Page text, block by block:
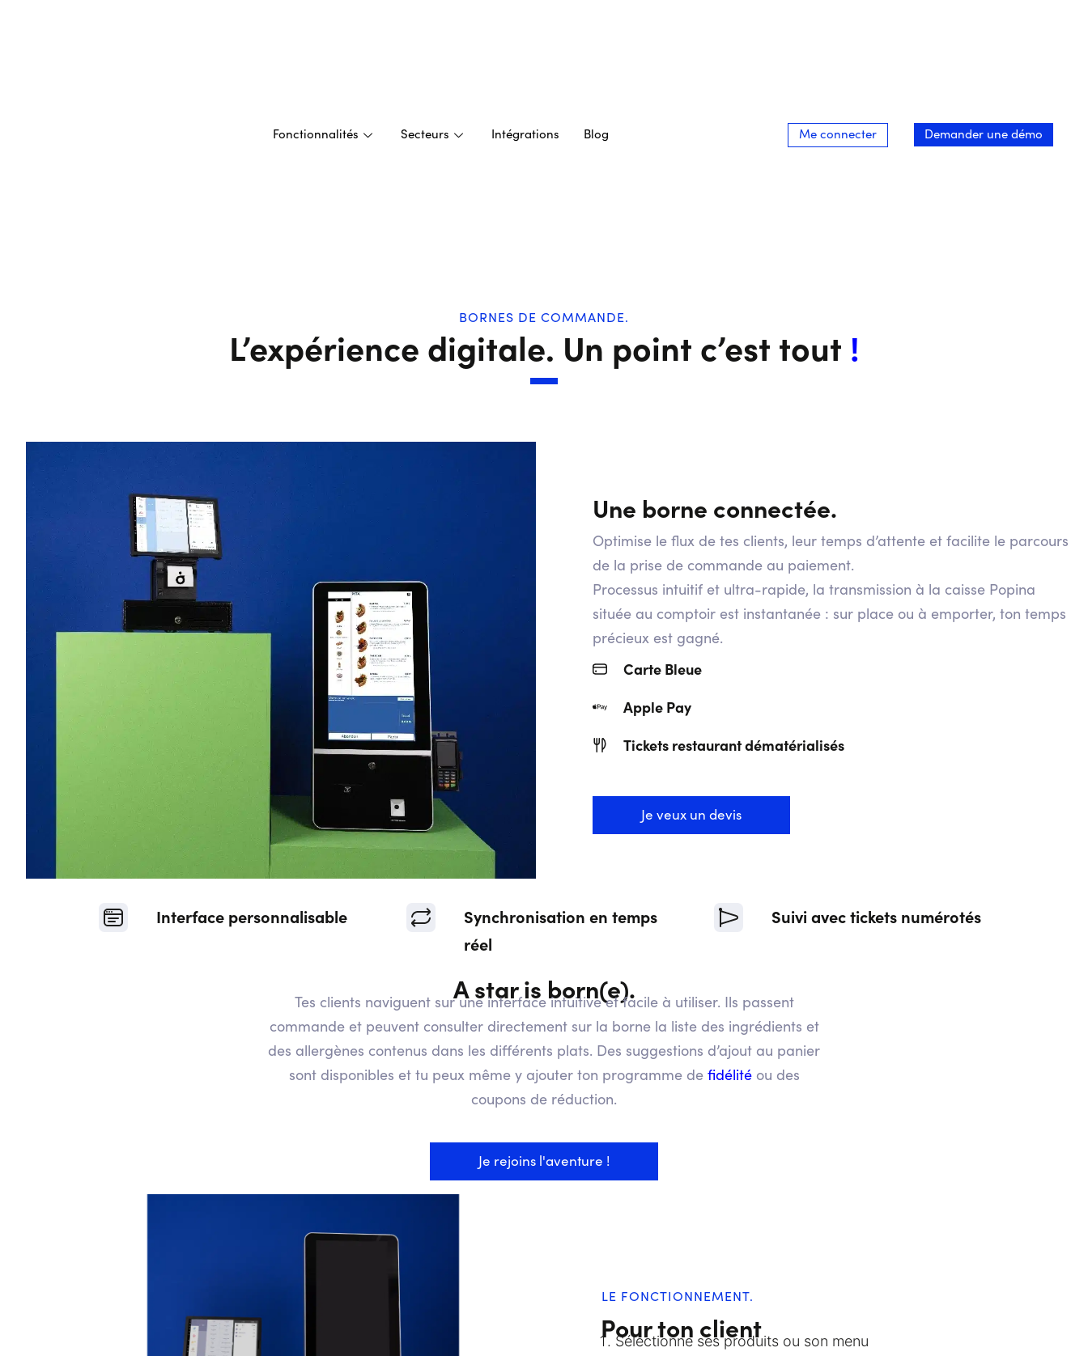
Fonctionnalités Secteurs Intégrations Blog Me connecter Demander une démo
BORNES DE COMMANDE.
L’expérience digitale. Un point c’est tout !
Une borne connectée.
Optimise le flux de tes clients, leur temps d’attente et facilite le parcours
de la prise de commande au paiement.
Processus intuitif et ultra-rapide, la transmission à la caisse Popina
située au comptoir est instantanée : sur place ou à emporter, ton temps
précieux est gagné.
Carte Bleue
Apple Pay
Tickets restaurant dématérialisés
Je veux un devis
Interface personnalisable
Synchronisation en temps
réel
Suivi avec tickets numérotés
A star is born(e).
Tes clients naviguent sur une interface intuitive et facile à utiliser. Ils passent
commande et peuvent consulter directement sur la borne la liste des ingrédients et
des allergènes contenus dans les différents plats. Des suggestions d’ajout au panier
sont disponibles et tu peux même y ajouter ton programme de fidélitéou des
coupons de réduction.
Je rejoins l'aventure !
LE FONCTIONNEMENT.
Pour ton client
Sélectionne ses produits ou son menu